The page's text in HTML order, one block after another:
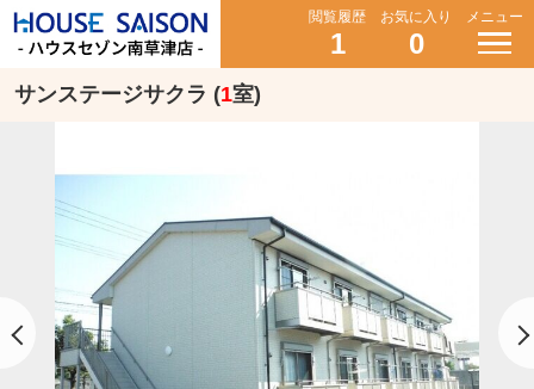
閲覧履歴
1
お気に入り
0
メニュー
サンステージサクラ (1室)